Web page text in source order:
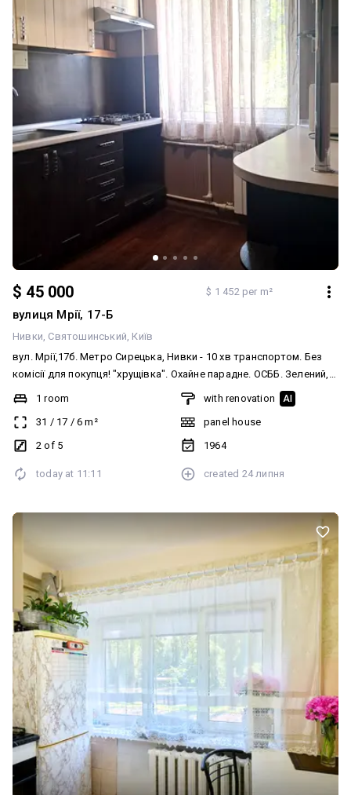
двором, а також близькістю до парку, озера та усієї необхідної
інфраструктури. Лише 10 хвилин пішки від станцій метро "Нивки"
та "Берестейська", що забезпечить легкий доступ до будь-якої
точки міста. Ця квартира - ідеальний вибір для власного
проживання, відпочинку або як інвестиція. Не пропустіть свій
шанс стати власником цього унікального об'єкту, ми готові до
підписання угоди без додаткової комісії. Зателефонуйте нам вже
зараз, щоб домовитися про перегляд та отримати більше
інформації про цю чудову квартиру на Нивках! Тільки готівка!
Терміново!
$ 45 000 $ 1 452 per m²
вулиця Мрії, 17-Б
Нивки Святошинський Київ
вул. Мрії,17б. Метро Сирецька, Нивки - 10 хв транспортом. Без
комісії для покупця! "хрущівка". Охайне парадне. ОСББ. Зелений,
затишний двір. Поряд вся необхідна інфраструктура! ТРЦ
"Лавина молл" Квартира після капітального ремонту (2012 рік).
Ззовні утеплена. Кімната -17 м, є засклений балкон. Готова до
продажу.
1 room
31 / 17 / 6 m²
2 of 5
with renovation AI
panel house
1964
today at 11:11 created 24 липня